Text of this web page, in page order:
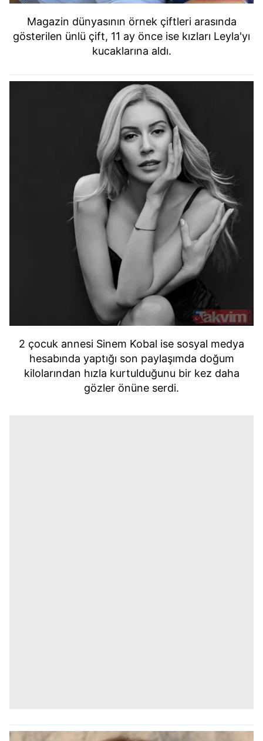
Magazin dünyasının örnek çiftleri arasında
gösterilen ünlü çift, 11 ay önce ise kızları Leyla'yı
kucaklarına aldı.
2 çocuk annesi Sinem Kobal ise sosyal medya
hesabında yaptığı son paylaşımda doğum
kilolarından hızla kurtulduğunu bir kez daha
gözler önüne serdi.